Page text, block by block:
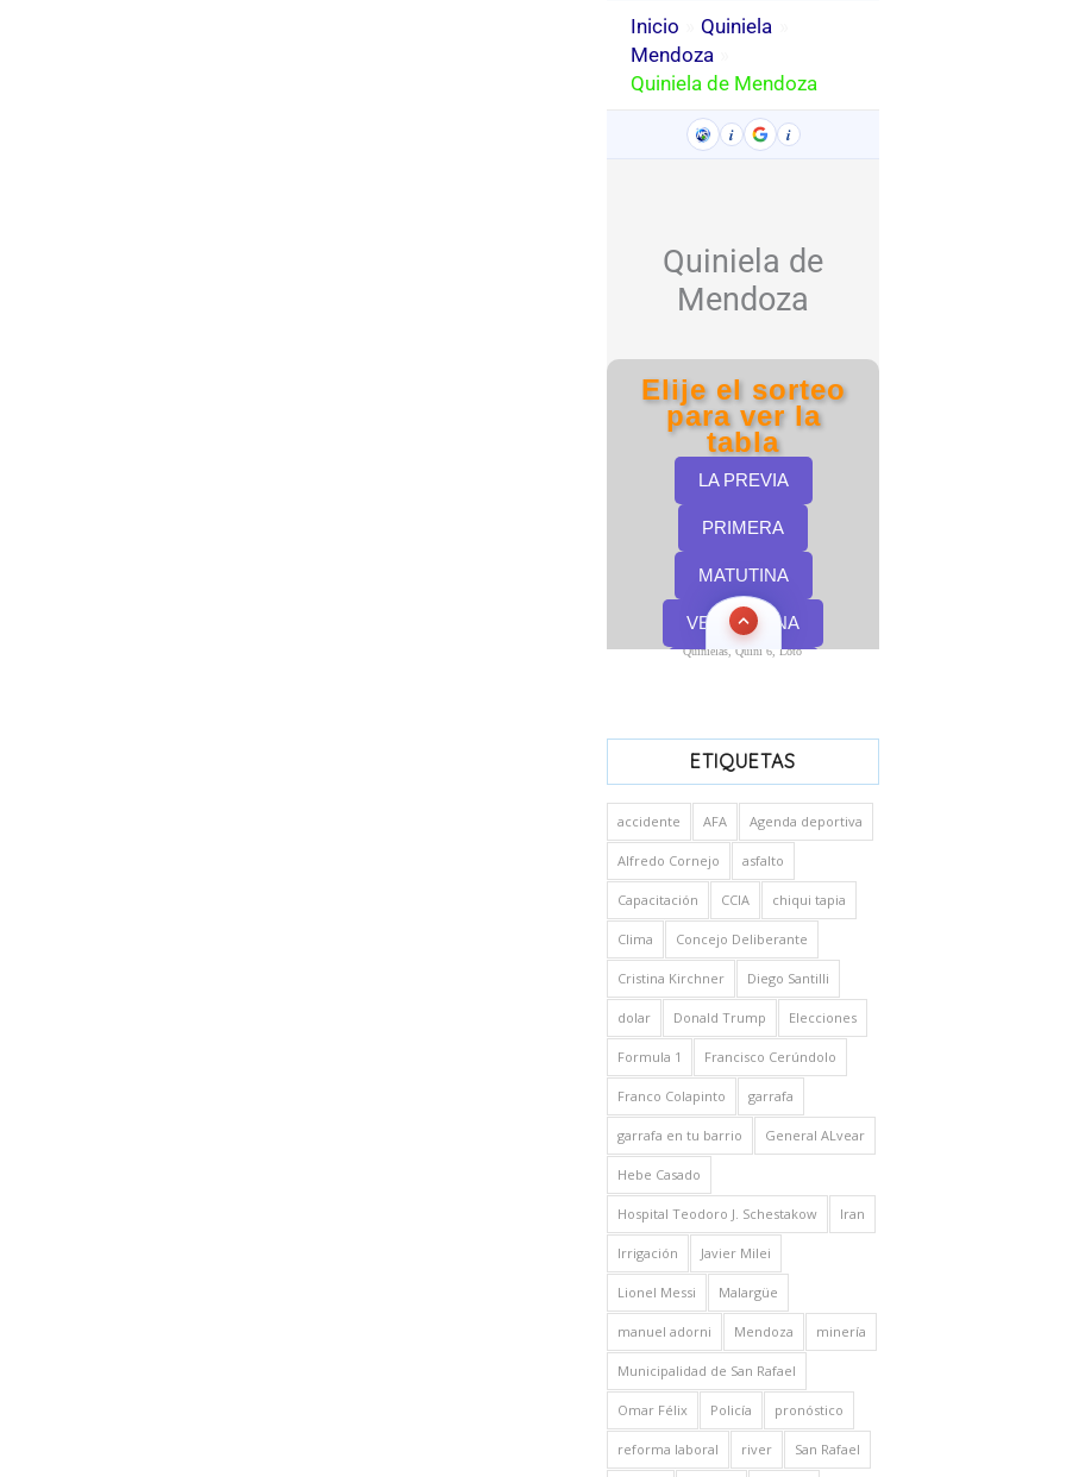
Quinielas, Quini 6, Loto
ETIQUETAS
accidente AFA Agenda deportiva
Alfredo Cornejo asfalto
Capacitación CCIA chiqui tapia
Clima Concejo Deliberante
Cristina Kirchner Diego Santilli
dolar Donald Trump Elecciones
Formula 1 Francisco Cerúndolo
Franco Colapinto garrafa
garrafa en tu barrio General ALvear
Hebe Casado
Hospital Teodoro J. Schestakow Iran
Irrigación Javier Milei
Lionel Messi Malargüe
manuel adorni Mendoza minería
Municipalidad de San Rafael
Omar Félix Policía pronóstico
reforma laboral river San Rafael